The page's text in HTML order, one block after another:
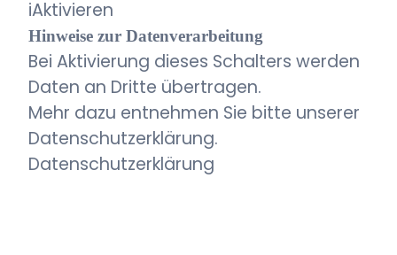
iAktivieren
Hinweise zur Datenverarbeitung
Bei Aktivierung dieses Schalters werden
Daten an Dritte übertragen.
Mehr dazu entnehmen Sie bitte unserer
Datenschutzerklärung.
Datenschutzerklärung